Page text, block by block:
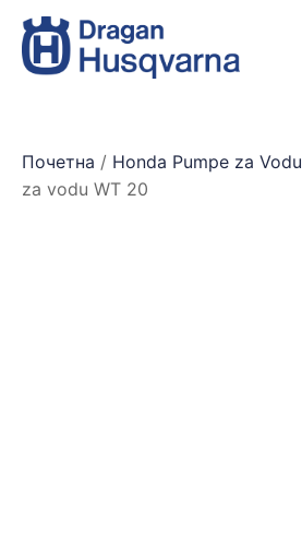
Почетна / Honda Pumpe za Vodu
za vodu WT 20